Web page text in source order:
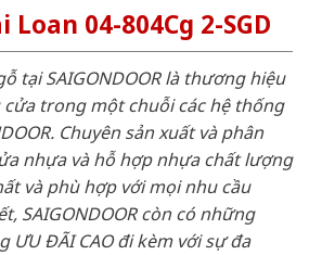
04-804Cg 2-SGD
tại SAIGONDOOR là thương hiệu
cửa trong một chuỗi các hệ thống
Chuyên sản xuất và phân
nhựa và hỗ hợp nhựa chất lượng
và phù hợp với mọi nhu cầu
SAIGONDOOR còn có những
ƯU ĐÃI CAO đi kèm với sự đa